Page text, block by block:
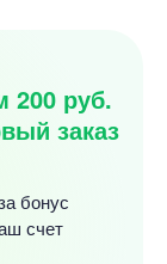
200 руб.
заказ
бонус
счет